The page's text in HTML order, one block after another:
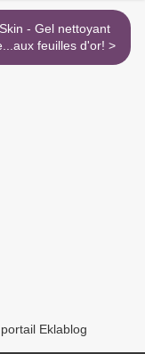
- Gel nettoyant
visage...aux feuilles d'or! >
Eklablog